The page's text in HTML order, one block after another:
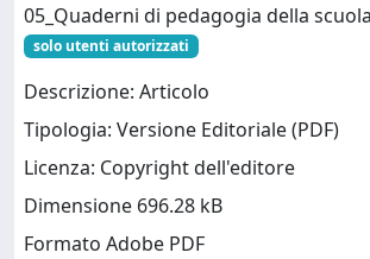
05_Quaderni di pedagogia della
solo utenti autorizzati
Descrizione: Articolo
Tipologia: Versione Editoriale (PDF)
Licenza: Copyright dell'editore
Dimensione 696.28 kB
Formato Adobe PDF